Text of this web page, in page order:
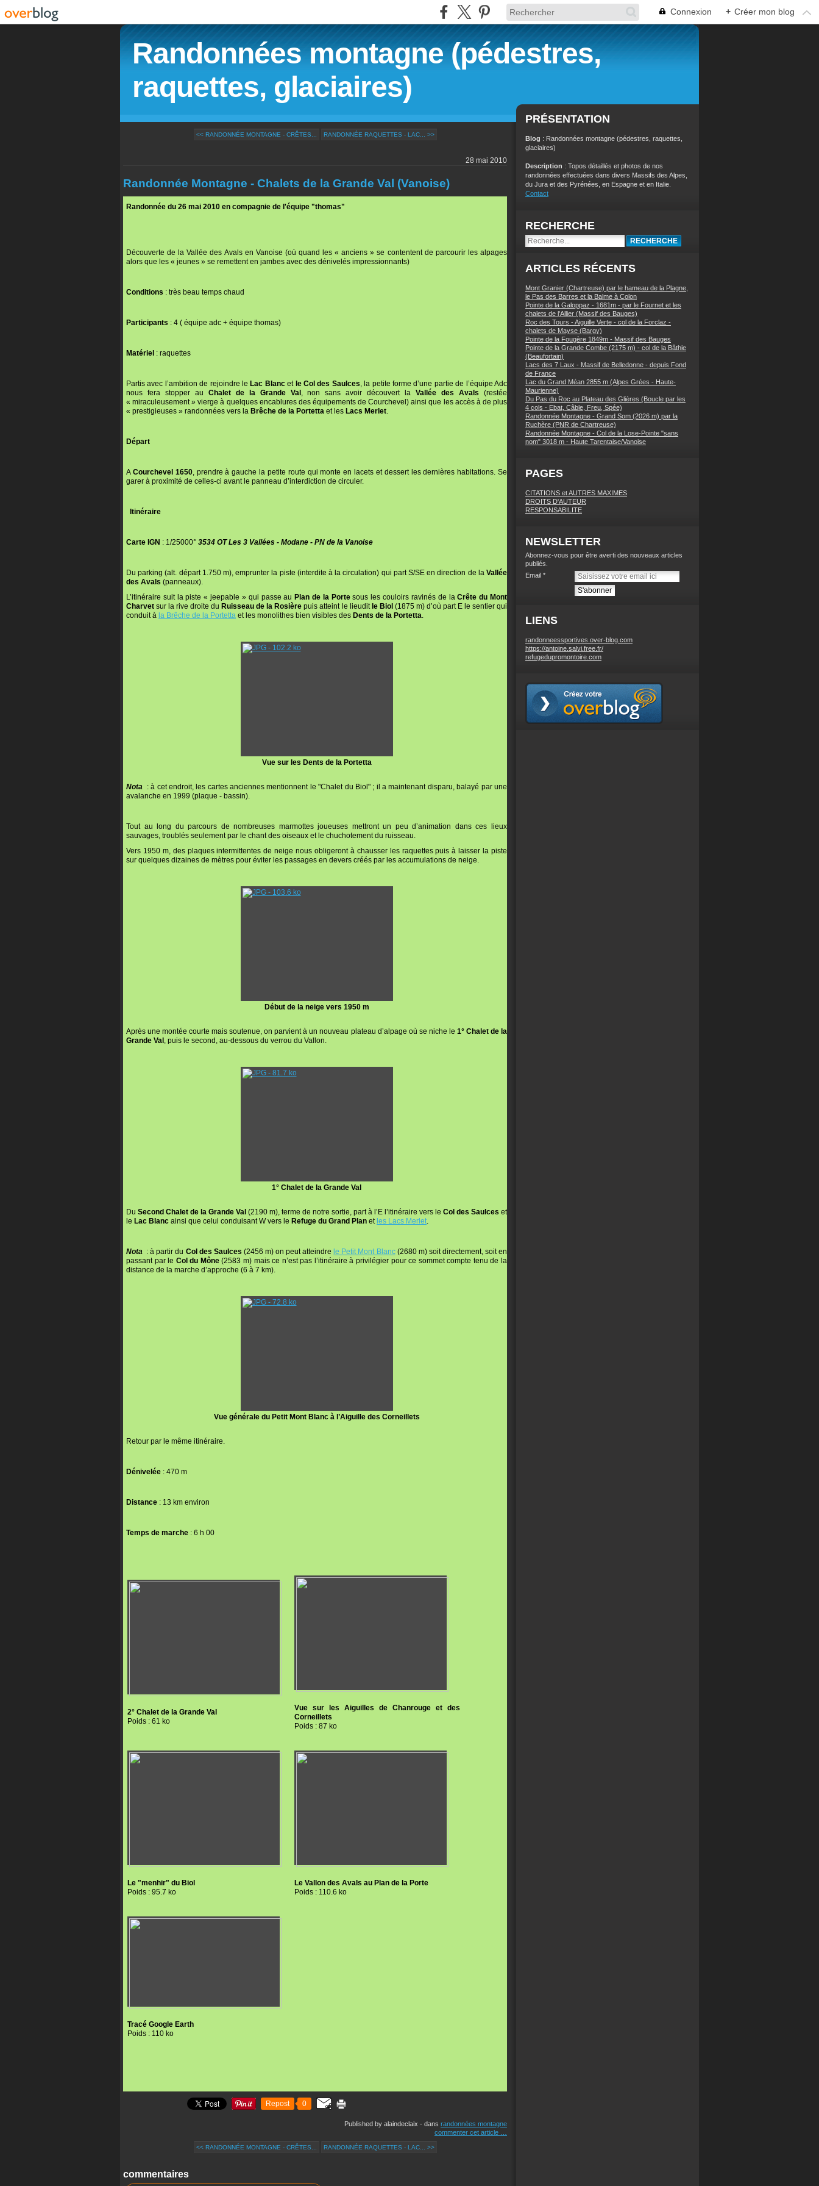
Connexion + Créer mon blog
Randonnées montagne (pédestres,
raquettes, glaciaires)
<< RANDONNÉE MONTAGNE - CRÊTES... RANDONNÉE RAQUETTES - LAC... >>
28 mai 2010
Randonnée Montagne - Chalets de la Grande Val (Vanoise)
Randonnée du 26 mai 2010 en compagnie de l'équipe "thomas"
Découverte de la Vallée des Avals en Vanoise (où quand les « anciens » se contentent de parcourir les alpages
alors que les « jeunes » se remettent en jambes avec des dénivelés impressionnants)
Conditions : très beau temps chaud
Participants : 4 ( équipe adc + équipe thomas)
Matériel : raquettes
Partis avec l’ambition de rejoindre le Lac Blancet le Col des Saulces, la petite forme d’une partie de l’équipe Adc
nous fera stopper au Chalet de la Grande Val , non sans avoir découvert laVallée des Avals (restée
« miraculeusement » vierge à quelques encablures des équipements de Courchevel) ainsi que les accès à de plus
« prestigieuses » randonnées vers la Brêche de la Portetta et les Lacs Merlet.
Départ
A Courchevel 1650, prendre à gauche la petite route qui monte en lacets et dessert les dernières habitations. Se
garer à proximité de celles-ci avant le panneau d’interdiction de circuler.
Itinéraire
Carte IGN : 1/25000° 3534 OT Les 3 Vallées - Modane - PN de la Vanoise
Du parking (alt. départ 1.750 m), emprunter la piste (interdite à la circulation) qui part S/SE en direction de la Vallée
des Avals (panneaux).
L’itinéraire suit la piste « jeepable » qui passe au Plan de la Portesous les couloirs ravinés de laCrête du Mont
Charvet sur la rive droite du Ruisseau de la Rosière puis atteint le lieudit le Biol (1875 m) d’où part E le sentier qui
conduit à la Brêche de la Portetta et les monolithes bien visibles des Dents de la Portetta.
Vue sur les Dents de la Portetta
Nota : à cet endroit, les cartes anciennes mentionnent le "Chalet du Biol" ; il a maintenant disparu, balayé par une
avalanche en 1999 (plaque - bassin).
Tout au long du parcours de nombreuses marmottes joueuses mettront un peu d’animation dans ces lieux
sauvages, troublés seulement par le chant des oiseaux et le chuchotement du ruisseau.
Vers 1950 m, des plaques intermittentes de neige nous obligeront à chausser les raquettes puis à laisser la piste
sur quelques dizaines de mètres pour éviter les passages en devers créés par les accumulations de neige.
Début de la neige vers 1950 m
Après une montée courte mais soutenue, on parvient à un nouveau plateau d’alpage où se niche le 1° Chalet de la
Grande Val , puis le second, au-dessous du verrou du Vallon.
1° Chalet de la Grande Val
Du Second Chalet de la Grande Val (2190 m), terme de notre sortie, part à l’E l’itinéraire vers le Col des Saulces et
le Lac Blanc ainsi que celui conduisant W vers le Refuge du Grand Plan et les Lacs Merlet.
Nota : à partir du Col des Saulces (2456 m) on peut atteindre le Petit Mont Blanc(2680 m) soit directement, soit en
passant par le Col du Mône(2583 m) mais ce n’est pas l’itinéraire à privilégier pour ce sommet compte tenu de la
distance de la marche d’approche (6 à 7 km).
Vue générale du Petit Mont Blanc à l’Aiguille des Corneillets
Retour par le même itinéraire.
Dénivelée : 470 m
Distance : 13 km environ
Temps de marche : 6 h 00
2° Chalet de la Grande Val
Poids : 61 ko
Vue sur les Aiguilles de Chanrouge et des
Corneillets
Poids : 87 ko
Le "menhir" du Biol
Poids : 95.7 ko
Le Vallon des Avals au Plan de la Porte
Poids : 110.6 ko
Tracé Google Earth
Poids : 110 ko
Repost 0
Published by alaindeclaix - dans randonnées montagne
commenter cet article
<< RANDONNÉE MONTAGNE - CRÊTES... RANDONNÉE RAQUETTES - LAC... >>
commentaires
PRÉSENTATION
Blog : Randonnées montagne (pédestres, raquettes,
glaciaires)
Description : Topos détaillés et photos de nos
randonnées effectuées dans divers Massifs des Alpes,
du Jura et des Pyrénées, en Espagne et en Italie.
Contact
RECHERCHE
ARTICLES RÉCENTS
Mont Granier (Chartreuse) par le hameau de la Plagne,
le Pas des Barres et la Balme à Colon
Pointe de la Galoppaz - 1681m - par le Fournet et les
chalets de l'Allier (Massif des Bauges)
Roc des Tours - Aiguille Verte - col de la Forclaz -
chalets de Mayse (Bargy)
Pointe de la Fougère 1849m - Massif des Bauges
Pointe de la Grande Combe (2175 m) - col de la Bâthie
(Beaufortain)
Lacs des 7 Laux - Massif de Belledonne - depuis Fond
de France
Lac du Grand Méan 2855 m (Alpes Grées - Haute-
Maurienne)
Du Pas du Roc au Plateau des Glières (Boucle par les
4 cols - Ebat, Câble, Freu, Spée)
Randonnée Montagne - Grand Som (2026 m) par la
Ruchère (PNR de Chartreuse)
Randonnée Montagne - Col de la Lose-Pointe "sans
nom" 3018 m - Haute Tarentaise/Vanoise
PAGES
CITATIONS et AUTRES MAXIMES
DROITS D'AUTEUR
RESPONSABILITE
NEWSLETTER
Abonnez-vous pour être averti des nouveaux articles
publiés.
Email
LIENS
randonneessportives.over-blog.com
https://antoine.salvi.free.fr/
refugedupromontoire.com